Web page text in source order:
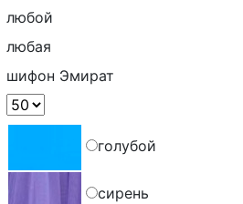
любой
любая
шифон Эмират
голубой
сирень